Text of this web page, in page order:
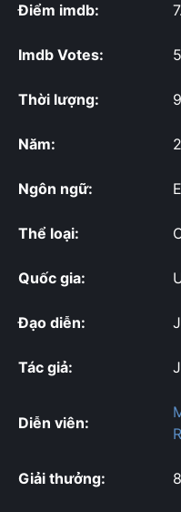
Điểm imdb:
Imdb Votes:
Thời lượng:
Năm:
Ngôn ngữ:
Thể loại:
Quốc gia:
Đạo diễn:
Tác giả:
Diễn viên:
Giải thưởng: